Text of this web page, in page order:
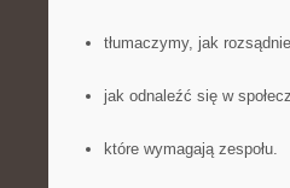
tłumaczymy, jak
jak odnaleźć się w
które wymagają zespołu.